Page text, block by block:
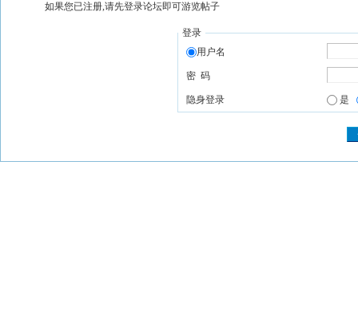
如果您已注册,请先登录论坛即可游览帖子
登录
用户名
密 码
隐身登录 是